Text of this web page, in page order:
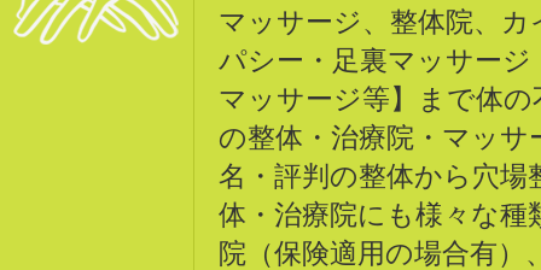
マッサージ、整体院、
パシー・足裏マッサー
マッサージ等】まで体
の整体・治療院・マッ
名・評判の整体から穴
体・治療院にも様々な種
院（保険適用の場合有）